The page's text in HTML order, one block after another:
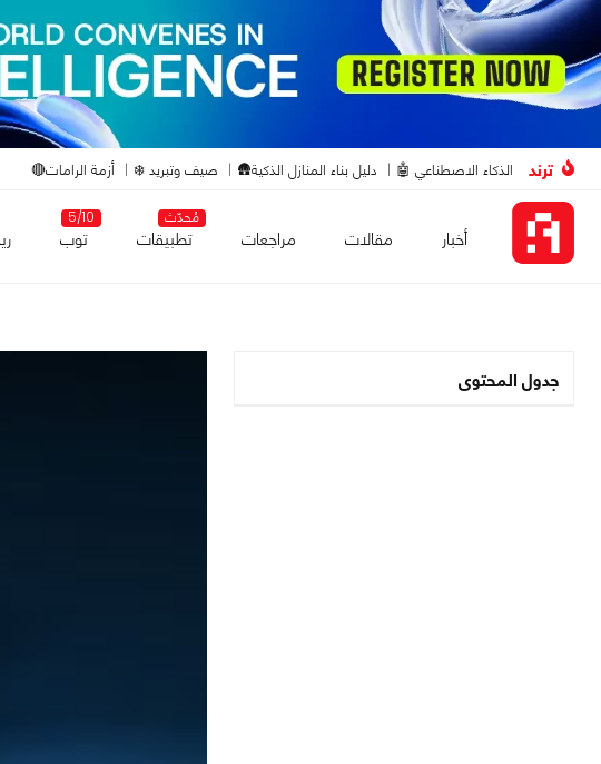
ترند الذكاء الاصطناعي 🤖 دليل بناء المنازل الذكية🛖 صيف وتبريد ❄️ أزمة الرامات🔴
أخبار مقالات مراجعات
مُحدّث
تطبيقات
5/10
توب
جدول المحتوى